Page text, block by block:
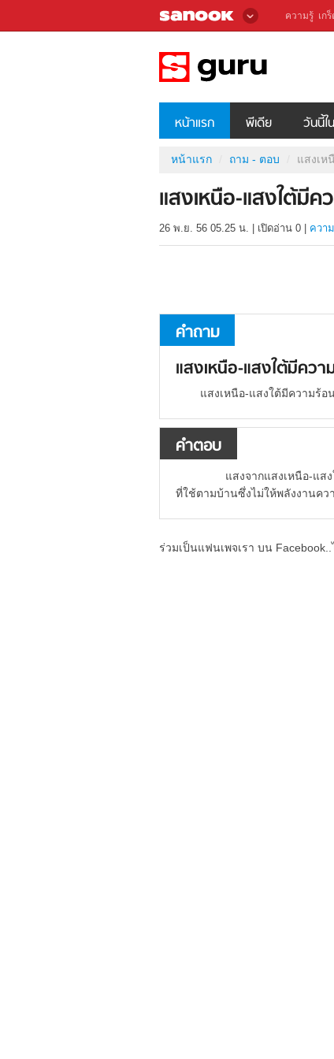
ความรู้ เก
หน้าแรก พีเดีย วันนี้
หน้าแรก ถาม - ตอบ แสงเห
แสงเหนือ-แสงใต้มีค
26 พ.ย. 56 05.25 น. เปิดอ่าน 0 ควา
คำถาม
แสงเหนือ-แสงใต้มีควา
แสงเหนือ-แสงใต้มีความร้อ
คำตอบ
แสงจากแสงเหนือ-แสงใต้
ที่ใช้ตามบ้านซึ่งไม่ให้พลังงานคว
ร่วมเป็นแฟนเพจเรา บน